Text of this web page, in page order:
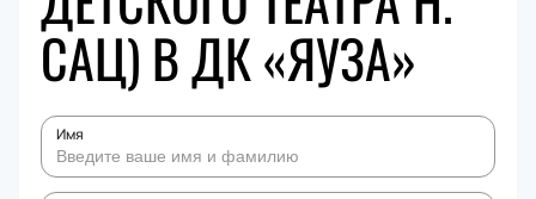
САЦ) В ДК «ЯУЗА»
Имя